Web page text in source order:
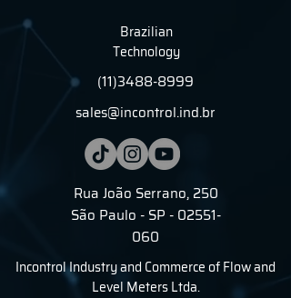
Brazilian
Technology
(11)3488-8999
sales@incontrol.ind.br
Rua João Serrano, 250
São Paulo - SP - 02551-
060
Incontrol Industry and Commerce of Flow and
Level Meters Ltda.